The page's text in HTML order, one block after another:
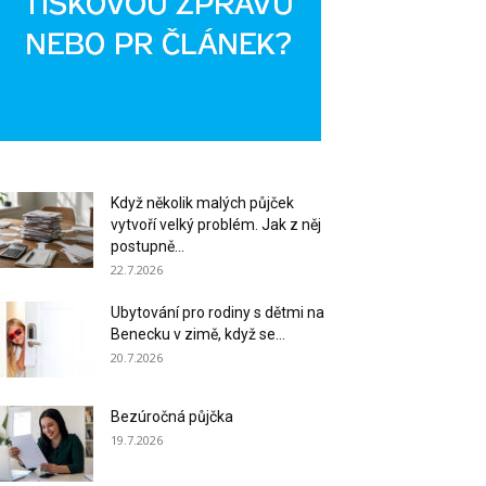
Když několik malých půjček
vytvoří velký problém. Jak z něj
postupně...
22.7.2026
Ubytování pro rodiny s dětmi na
Benecku v zimě, když se...
20.7.2026
Bezúročná půjčka
19.7.2026